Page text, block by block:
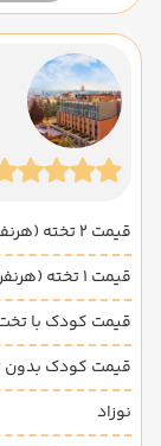
قیمت 2 تخته (هرنفر)
قیمت 1 تخته (هرنفر)
قیمت کودک با
قیمت کودک بدون
نوزاد